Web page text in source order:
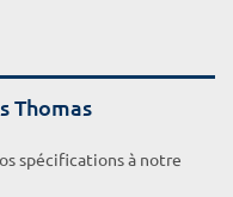
Thomas
spécifications à notre